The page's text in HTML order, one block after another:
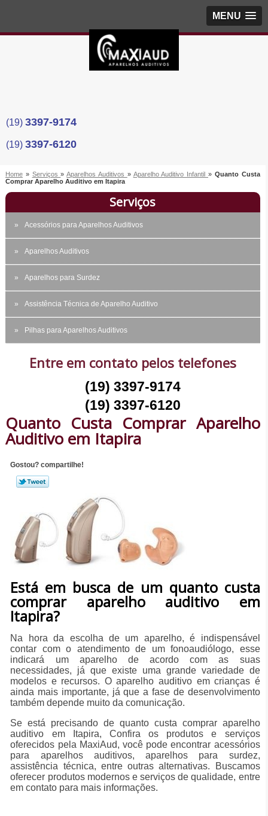
MENU
(19) 3397-9174
(19) 3397-6120
Home » Serviços»Aparelhos Auditivos » Aparelho Auditivo Infantil» Quanto Custa
Comprar Aparelho Auditivo em Itapira
Serviços
Acessórios para Aparelhos Auditivos
Aparelhos Auditivos
Aparelhos para Surdez
Assistência Técnica de Aparelho Auditivo
Pilhas para Aparelhos Auditivos
Entre em contato pelos telefones
(19) 3397-9174
(19) 3397-6120
Quanto Custa Comprar Aparelho
Auditivo em Itapira
Gostou? compartilhe!
Está em busca de um quanto custa
comprar aparelho auditivo em
Itapira?
Na hora da escolha de um aparelho, é indispensável
contar com o atendimento de um fonoaudiólogo, esse
indicará um aparelho de acordo com as suas
necessidades, já que existe uma grande variedade de
modelos e recursos. O aparelho auditivo em crianças é
ainda mais importante, já que a fase de desenvolvimento
também depende muito da comunicação.
Se está precisando de quanto custa comprar aparelho
auditivo em Itapira, Confira os produtos e serviços
oferecidos pela MaxiAud, você pode encontrar acessórios
para aparelhos auditivos, aparelhos para surdez,
assistência técnica, entre outras alternativas. Buscamos
oferecer produtos modernos e serviços de qualidade, entre
em contato para mais informações.